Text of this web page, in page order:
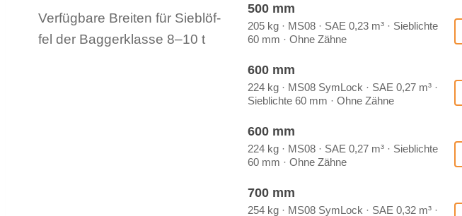
Ver­füg­ba­re Brei­ten für Sieb­löf­
fel der Bag­ger­klas­se 8–10 t
500 mm
205 kg · MS08 · SAE 0,23 m³ · Sieb­lich­te
60 mm · Ohne Zäh­ne
600 mm
224 kg · MS08 Sym­Lock · SAE 0,27 m³ ·
Sieb­lich­te 60 mm · Ohne Zäh­ne
600 mm
224 kg · MS08 · SAE 0,27 m³ · Sieb­lich­te
60 mm · Ohne Zäh­ne
700 mm
254 kg · MS08 Sym­Lock · SAE 0,32 m³ ·